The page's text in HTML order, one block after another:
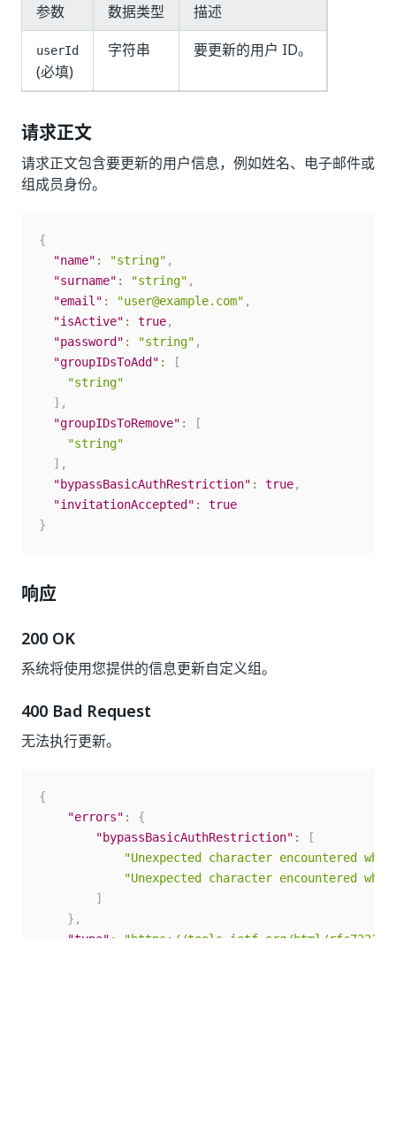
参数 数据类型 描述
userId
(必填)
字符串 要更新的用户 ID。
请求正文
请求正文包含要更新的用户信息，例如姓名、电子邮件或
组成员身份。
{
"name" : "string" ,
"surname" : "string" ,
"email" : "user@example.com" ,
"isActive" : true,
"password" : "string" ,
"groupIDsToAdd" :
[
"string"
] ,
"groupIDsToRemove" :
[
"string"
] ,
"bypassBasicAuthRestriction" : true,
"invitationAccepted" :
true
}
响应
200 OK
系统将使用您提供的信息更新自定义组。
400 Bad Request
无法执行更新。
{
"errors" :
{
"bypassBasicAuthRestriction" :
[
"Unexpected character encountered
"Unexpected character encountered
]
} ,
"type" :
"https://tools.ietf.org/html/